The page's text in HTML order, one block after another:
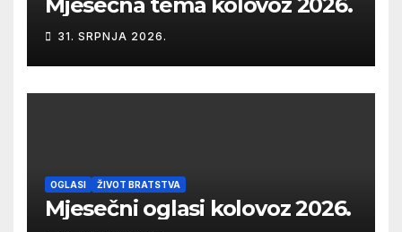
31. SRPNJA 2026.
OGLASI ŽIVOT BRATSTVA
Mjesečni oglasi kolovoz 2026.